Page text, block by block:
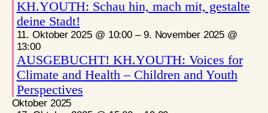
KH.YOUTH: Schau hin, mach mit, gestalte
deine Stadt!
11. Oktober 2025 @ 10:00 – 9. November 2025 @
13:00
AUSGEBUCHT! KH.YOUTH: Voices for
Climate and Health – Children and Youth
Perspectives
Oktober 2025